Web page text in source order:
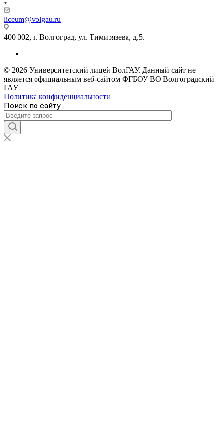
liceum@volgau.ru
400 002, г. Волгоград, ул. Тимирязева, д.5.
© 2026 Университетский лицей ВолГАУ. Данный сайт не
является официальным веб-сайтом ФГБОУ ВО Волгоградский
ГАУ
Политика конфиденциальности
Поиск по сайту